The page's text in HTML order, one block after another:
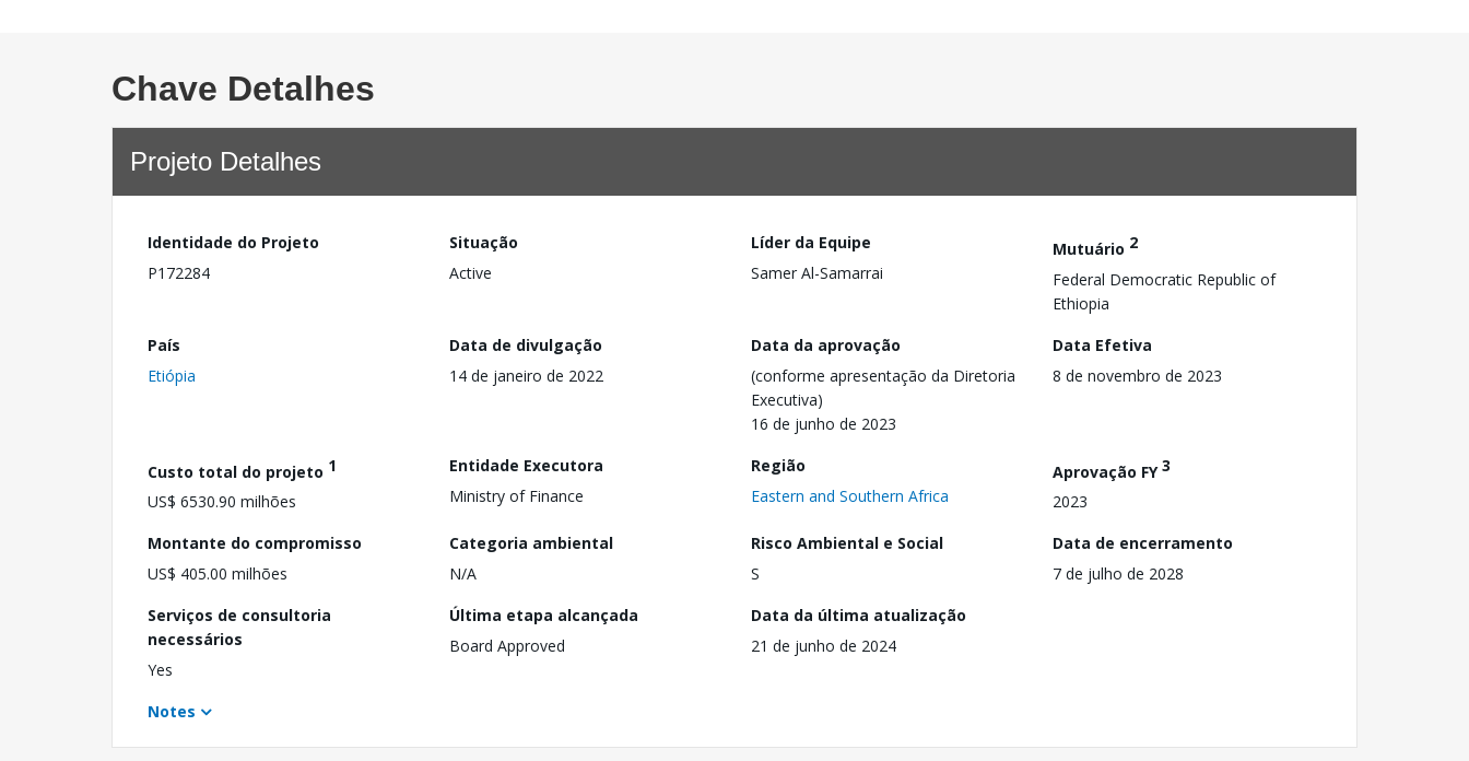
Chave Detalhes
Projeto Detalhes
Identidade do Projeto
P172284
Situação
Active
Líder da Equipe
Samer Al-Samarrai
Mutuário 2
Federal Democratic Republic of
Ethiopia
País
Etiópia
Data de divulgação
14 de janeiro de 2022
Data da aprovação
(conforme apresentação da Diretoria
Executiva)
16 de junho de 2023
Data Efetiva
8 de novembro de 2023
Custo total do projeto 1
US$ 6530.90 milhões
Entidade Executora
Ministry of Finance
Região
Eastern and Southern Africa
Aprovação FY3
2023
Montante do compromisso
US$ 405.00 milhões
Categoria ambiental
N/A
Risco Ambiental e Social
S
Data de encerramento
7 de julho de 2028
Serviços de consultoria
necessários
Yes
Última etapa alcançada
Board Approved
Data da última atualização
21 de junho de 2024
Notes